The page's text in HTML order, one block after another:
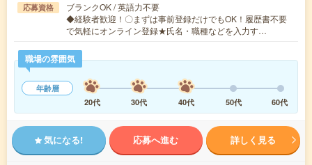
応募資格
ブランクOK / 英語力不要
◆経験者歓迎！〇まずは事前登録だけでもOK！履歴書不要
で気軽にオンライン登録★氏名・職種などを入力す…
職場の雰囲気
年齢層
20代
30代 40代 50代 60代
気になる! 応募へ進む 詳しく見る